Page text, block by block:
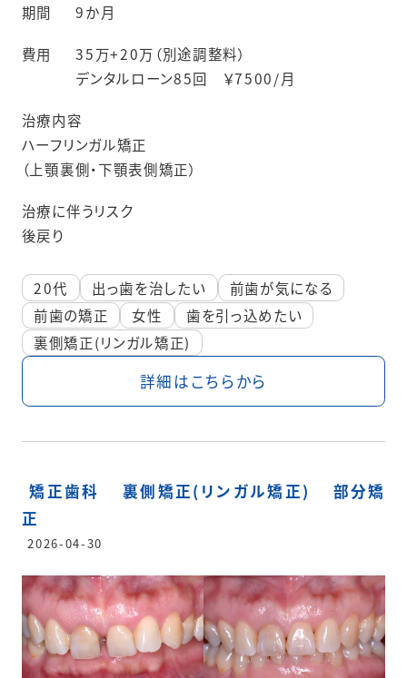
期間 9か月
費用
35万+20万（別途調整料）
デンタルローン85回 ￥7500/月
治療内容
ハーフリンガル矯正
（上顎裏側・下顎表側矯正）
治療に伴うリスク
後戻り
20代 出っ歯を治したい
前歯が気になる
前歯の矯正
女性
歯を引っ込めたい
裏側矯正(リンガル矯正)
詳細はこちらから
矯正歯科 裏側矯正(リンガル矯正)
部分矯
正
2026-04-30